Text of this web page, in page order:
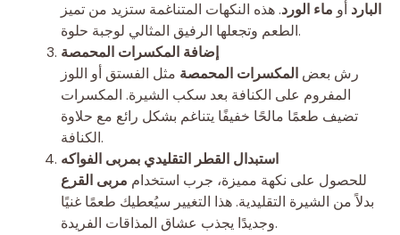
البارد أو ماء الورد. هذه النكهات المتناغمة ستزيد من تميز
الطعم وتجعلها الرفيق المثالي لوجبة حلوة.
إضافة المكسرات المحمصة
رش بعض المكسرات المحمصة مثل الفستق أو اللوز
المفروم على الكنافة بعد سكب الشيرة. المكسرات
تضيف طعمًا مالحًا خفيفًا يتناغم بشكل رائع مع حلاوة
الكنافة.
استبدال القطر التقليدي بمربى الفواكه
للحصول على نكهة مميزة، جرب استخدام مربى القرع
بدلاً من الشيرة التقليدية. هذا التغيير سيُعطيك طعمًا غنيًا
وجديدًا يجذب عشاق المذاقات الفريدة.